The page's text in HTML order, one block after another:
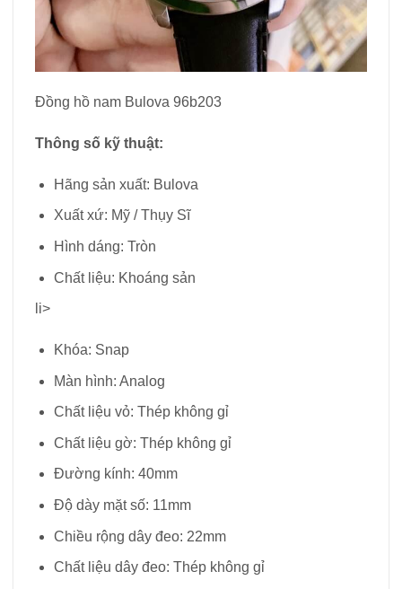
Đồng hồ nam Bulova 96b203
Thông số kỹ thuật:
Hãng sản xuất: Bulova
Xuất xứ: Mỹ / Thụy Sĩ
Hình dáng: Tròn
Chất liệu: Khoáng sản
li>
Khóa: Snap
Màn hình: Analog
Chất liệu vỏ: Thép không gỉ
Chất liệu gờ: Thép không gỉ
Đường kính: 40mm
Độ dày mặt số: 11mm
Chiều rộng dây đeo: 22mm
Chất liệu dây đeo: Thép không gỉ